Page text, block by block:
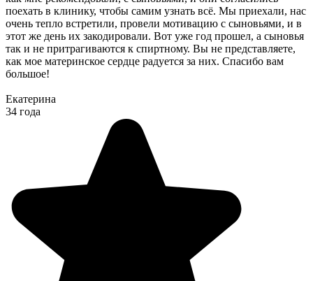
поехать в клинику, чтобы самим узнать всё. Мы приехали, нас
очень тепло встретили, провели мотивацию с сыновьями, и в
этот же день их закодировали. Вот уже год прошел, а сыновья
так и не притрагиваются к спиртному. Вы не представляете,
как мое материнское сердце радуется за них. Спасибо вам
большое!
Екатерина
34 года